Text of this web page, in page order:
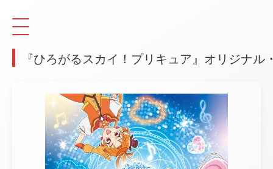
『ひろがるスカイ！プリキュア』オリジナル